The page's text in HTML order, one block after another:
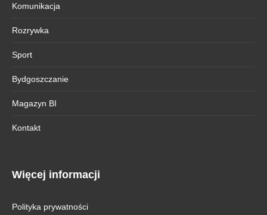
Komunikacja
Rozrywka
Sport
Bydgoszczanie
Magazyn BI
Kontakt
Więcej informacji
Polityka prywatności